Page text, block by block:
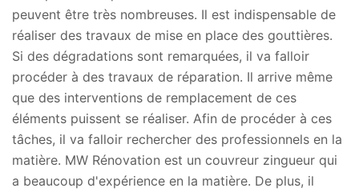
peuvent être très nombreuses. Il est indispensable de
réaliser des travaux de mise en place des gouttières.
Si des dégradations sont remarquées, il va falloir
procéder à des travaux de réparation. Il arrive même
que des interventions de remplacement de ces
éléments puissent se réaliser. Afin de procéder à ces
tâches, il va falloir rechercher des professionnels en la
matière. MW Rénovation est un couvreur zingueur qui
a beaucoup d'expérience en la matière. De plus, il